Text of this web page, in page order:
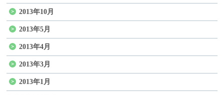
2013年10月
2013年5月
2013年4月
2013年3月
2013年1月